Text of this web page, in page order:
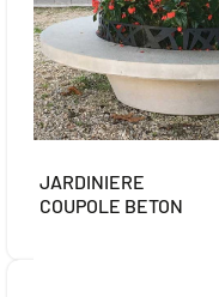
JARDINIERE
COUPOLE BETON